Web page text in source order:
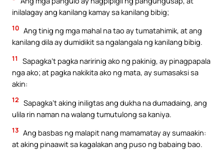
inilalagay ang kanilang kamay sa kanilang bibig;
10 Ang tinig ng mga mahal na tao ay tumatahimik, at ang
kanilang dila ay dumidikit sa ngalangala ng kanilang bibig.
11
Sapagka’t pagka naririnig ako ng pakinig, ay pinagpapala
nga ako; at pagka nakikita ako ng mata, ay sumasaksi sa
akin:
12 Sapagka’t aking iniligtas ang dukha na dumadaing, ang
ulila rin naman na walang tumutulong sa kaniya.
13 Ang basbas ng malapit nang mamamatay ay sumaakin:
at aking pinaawit sa kagalakan ang puso ng babaing bao.